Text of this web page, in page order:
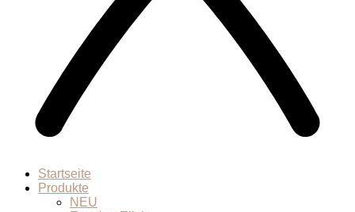
Startseite
Produkte
NEU